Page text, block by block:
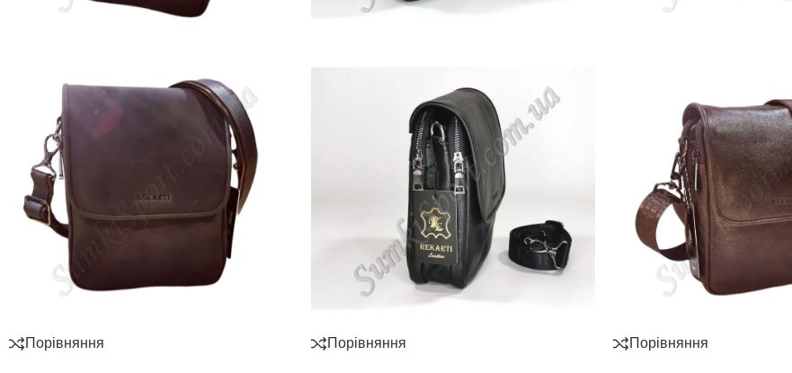
Порівняння Порівняння Порівняння